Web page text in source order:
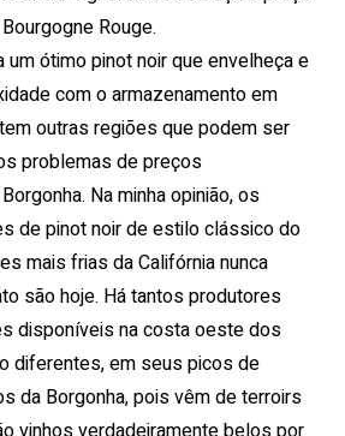
Rouge.
um ótimo pinot noir que envelheça e
com o armazenamento em
outras regiões que podem ser
problemas de preços
Na minha opinião, os
de pinot noir de estilo clássico do
mais frias da Califórnia nunca
são hoje. Há tantos produtores
disponíveis na costa oeste dos
diferentes, em seus picos de
da Borgonha, pois vêm de terroirs